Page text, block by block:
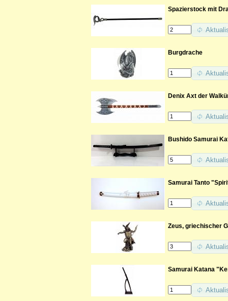
Spazierstock mit
Burgdrache
Denix Axt der
Bushido Samurai
Samurai Tanto
Zeus, griechischer
Samurai Katana